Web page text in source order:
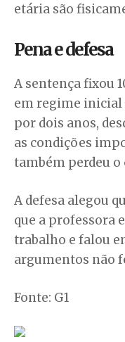
etária são
Pena e defesa
A sentença fixou
em regime inicial
por dois anos,
as condições
também perdeu
A defesa alegou
que a professora
trabalho e falou
argumentos não
Fonte: G1